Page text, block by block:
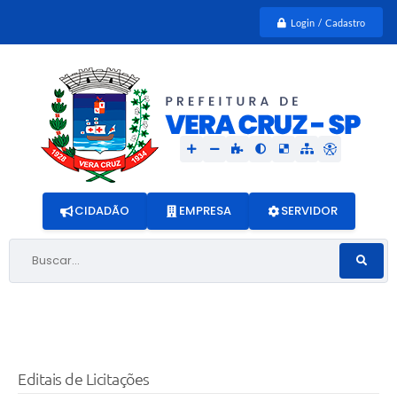
Login / Cadastro
Buscar...
CIDADÃO EMPRESA SERVIDOR
Editais de Licitações